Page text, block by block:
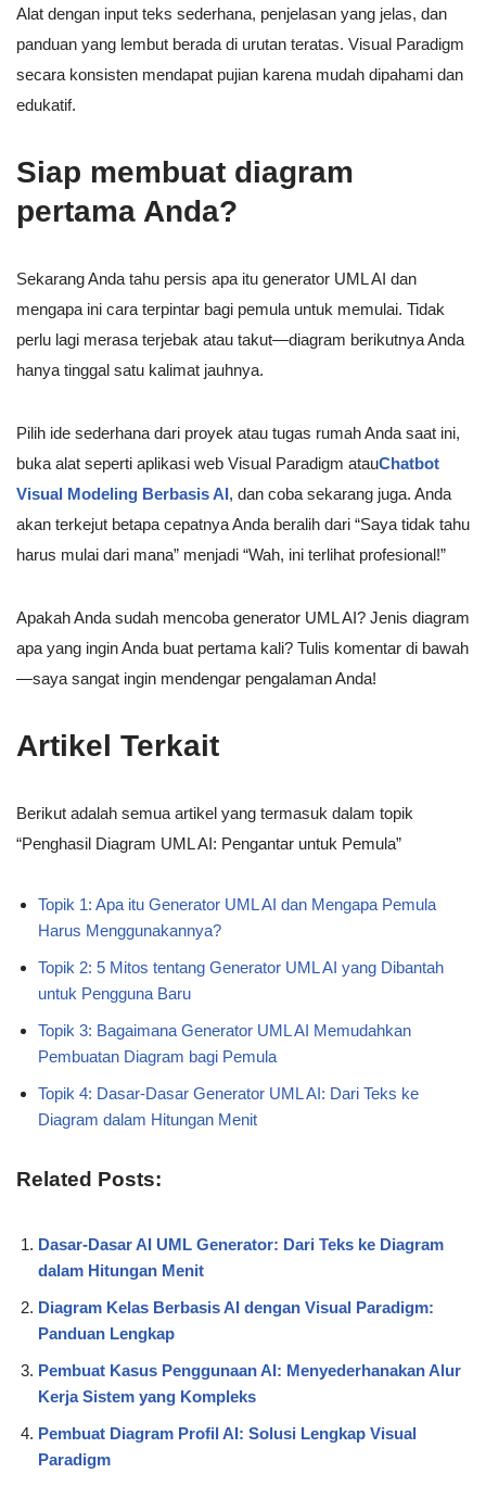
Alat dengan input teks sederhana, penjelasan yang jelas, dan
panduan yang lembut berada di urutan teratas. Visual Paradigm
secara konsisten mendapat pujian karena mudah dipahami dan
edukatif.
Siap membuat diagram
pertama Anda?
Sekarang Anda tahu persis apa itu generator UML AI dan
mengapa ini cara terpintar bagi pemula untuk memulai. Tidak
perlu lagi merasa terjebak atau takut—diagram berikutnya Anda
hanya tinggal satu kalimat jauhnya.
Pilih ide sederhana dari proyek atau tugas rumah Anda saat ini,
buka alat seperti aplikasi web Visual Paradigm atauChatbot
Visual Modeling Berbasis AI, dan coba sekarang juga. Anda
akan terkejut betapa cepatnya Anda beralih dari “Saya tidak tahu
harus mulai dari mana” menjadi “Wah, ini terlihat profesional!”
Apakah Anda sudah mencoba generator UML AI? Jenis diagram
apa yang ingin Anda buat pertama kali? Tulis komentar di bawah
—saya sangat ingin mendengar pengalaman Anda!
Artikel Terkait
Berikut adalah semua artikel yang termasuk dalam topik
“Penghasil Diagram UML AI: Pengantar untuk Pemula”
Topik 1: Apa itu Generator UML AI dan Mengapa Pemula
Harus Menggunakannya?
Topik 2: 5 Mitos tentang Generator UML AI yang Dibantah
untuk Pengguna Baru
Topik 3: Bagaimana Generator UML AI Memudahkan
Pembuatan Diagram bagi Pemula
Topik 4: Dasar-Dasar Generator UML AI: Dari Teks ke
Diagram dalam Hitungan Menit
Related Posts:
Dasar-Dasar AI UML Generator: Dari Teks ke Diagram
dalam Hitungan Menit
Diagram Kelas Berbasis AI dengan Visual Paradigm:
Panduan Lengkap
Pembuat Kasus Penggunaan AI: Menyederhanakan Alur
Kerja Sistem yang Kompleks
Pembuat Diagram Profil AI: Solusi Lengkap Visual
Paradigm